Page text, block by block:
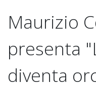
Maurizio
presenta
diventa